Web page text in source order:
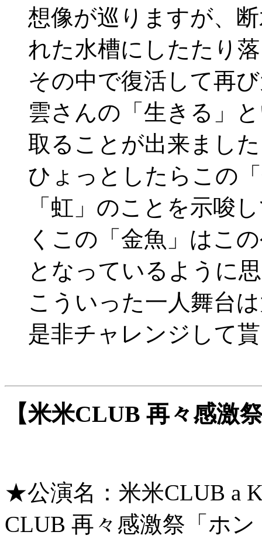
想像が巡りますが、
れた水槽にしたたり
その中で復活して再
雲さんの「生きる」
取ることが出来まし
ひょっとしたらこの
「虹」のことを示唆
くこの「金魚」はこ
となっているように
こういった一人舞台
是非チャレンジして
【米米CLUB 再々感激
★公演名：米米CLUB a
CLUB 再々感激祭「ホ